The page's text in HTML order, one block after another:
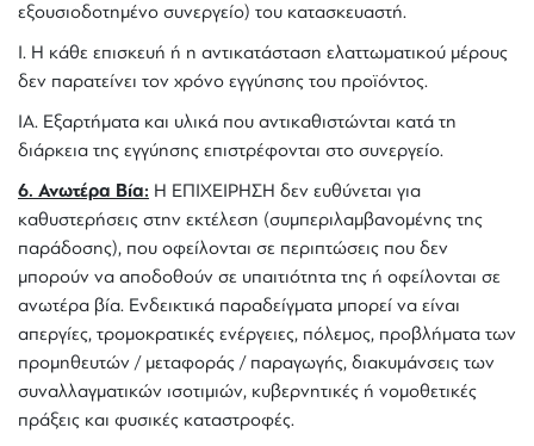
εξουσιοδοτημένο συνεργείο) του κατασκευαστή.
Ι. Η κάθε επισκευή ή n αντικατάσταση ελαττωματικού μέρους
δεν παρατείνει τον χρόνο εγγύησης του προϊόντος.
ΙΑ. Εξαρτήματα και υλικά που αντικαθιστώνται κατά τn
διάρκεια της εγγύησης επιστρέφονται στο συνεργείο.
6. Ανωτέρα Βία: Η ΕΠΙΧΕΙΡΗΣΗ δεν ευθύνεται για
καθυστερήσεις στην εκτέλεση (συμπεριλαμβανομένης της
παράδοσης), που οφείλονται σε περιπτώσεις που δεν
μπορούν να αποδοθούν σε υπαιτιότητα της ή οφείλονται σε
ανωτέρα βία. Ενδεικτικά παραδείγματα μπορεί να είναι
απεργίες, τρομοκρατικές ενέργειες, πόλεμος, προβλήματα των
προμηθευτών / μεταφοράς / παραγωγής, διακυμάνσεις των
συναλλαγματικών ισοτιμιών, κυβερνητικές ή νομοθετικές
πράξεις και φυσικές καταστροφές.